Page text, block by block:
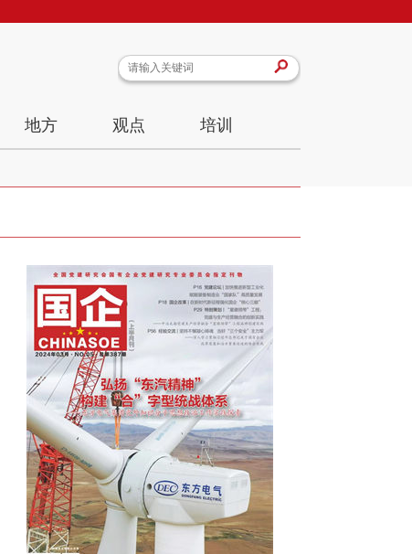
地方 观点 培训